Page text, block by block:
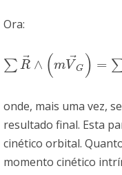
Ora:
∑ R⃗ ∧ (mV⃗
G ) =
∑ R→∧(m V→G)= ∑ m(R →
onde, mais uma vez,
resultado final. Esta
cinético orbital.
momento cinético